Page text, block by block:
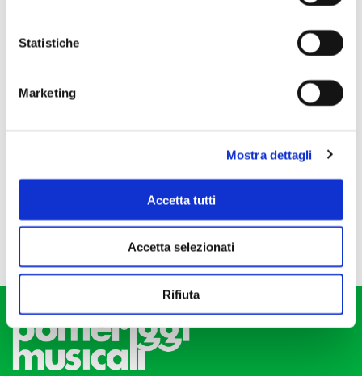
Statistiche
Marketing
Mostra dettagli
Accetta tutti
Accetta selezionati
Rifiuta